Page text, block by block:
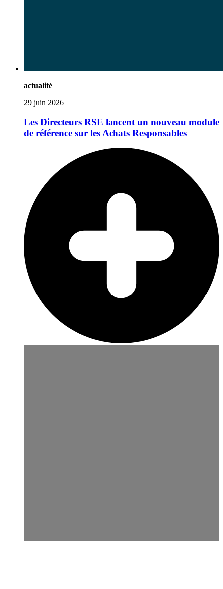
actualité
29 juin 2026
Les Directeurs RSE lancent un nouveau module
de référence sur les Achats Responsables